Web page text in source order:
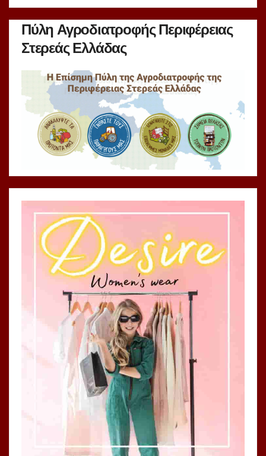
Πύλη Αγροδιατροφής Περιφέρειας
Στερεάς Ελλάδας